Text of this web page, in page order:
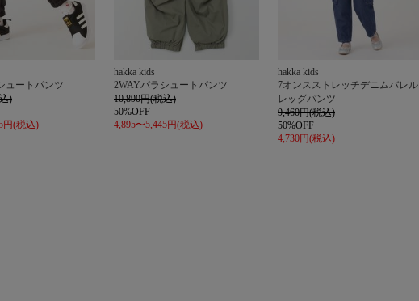
ュートパンツ
)
円(税込)
hakka kids
2WAYパラシュートパンツ
10,890円(税込)
50%OFF
4,895〜5,445円(税込)
hakka kids
7オンスストレッチデニムバレル
レッグパンツ
9,460円(税込)
50%OFF
4,730円(税込)